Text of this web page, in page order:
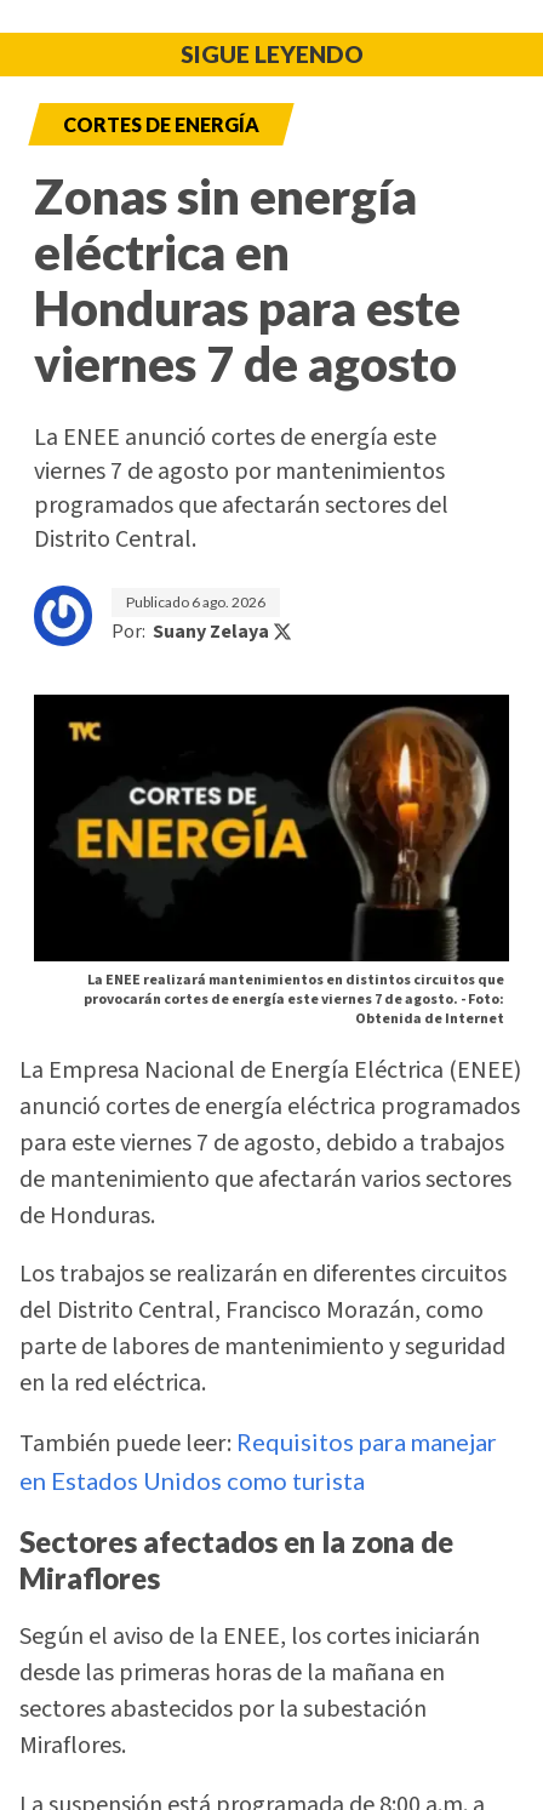
SIGUE LEYENDO
CORTES DE ENERGÍA
Zonas sin energía
eléctrica en
Honduras para este
viernes 7 de agosto
La ENEE anunció cortes de energía este
viernes 7 de agosto por mantenimientos
programados que afectarán sectores del
Distrito Central.
Publicado 6 ago. 2026
Por: Suany Zelaya
La ENEE realizará mantenimientos en distintos circuitos que
provocarán cortes de energía este viernes 7 de agosto. -Foto:
Obtenida de Internet
La Empresa Nacional de Energía Eléctrica (ENEE)
anunció cortes de energía eléctrica programados
para este viernes 7 de agosto, debido a trabajos
de mantenimiento que afectarán varios sectores
de Honduras.
Los trabajos se realizarán en diferentes circuitos
del Distrito Central, Francisco Morazán, como
parte de labores de mantenimiento y seguridad
en la red eléctrica.
También puede leer: Requisitos para manejar
en Estados Unidos como turista
Sectores afectados en la zona de
Miraflores
Según el aviso de la ENEE, los cortes iniciarán
desde las primeras horas de la mañana en
sectores abastecidos por la subestación
Miraflores.